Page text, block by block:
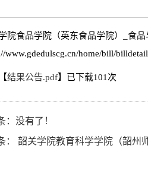
院食品学院（英东食品学院）_食品
www.gdedulscg.cn/home/bill/
结果公告.pdf】已下载101 次
：没有了！
：
韶关学院教育科学学院（韶州师范